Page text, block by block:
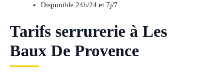
Disponible 24h/24 et 7j/7
Tarifs serrurerie à Les
Baux De Provence